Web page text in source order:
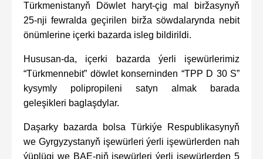
Türkmenistanyň Döwlet haryt-çig mal biržasynyň
25-nji fewralda geçirilen birža söwdalarynda nebit
önümlerine içerki bazarda isleg bildirildi.
Hususan-da, içerki bazarda ýerli işewürlerimiz
“Türkmennebit” döwlet konserninden “TPP D 30 S”
kysymly polipropileni satyn almak barada
geleşikleri baglaşdylar.
Daşarky bazarda bolsa Türkiýe Respublikasynyň
we Gyrgyzystanyň işewürleri ýerli işewürlerden nah
ýüplügi we BAE-niň işewürleri ýerli işewürlerden 5